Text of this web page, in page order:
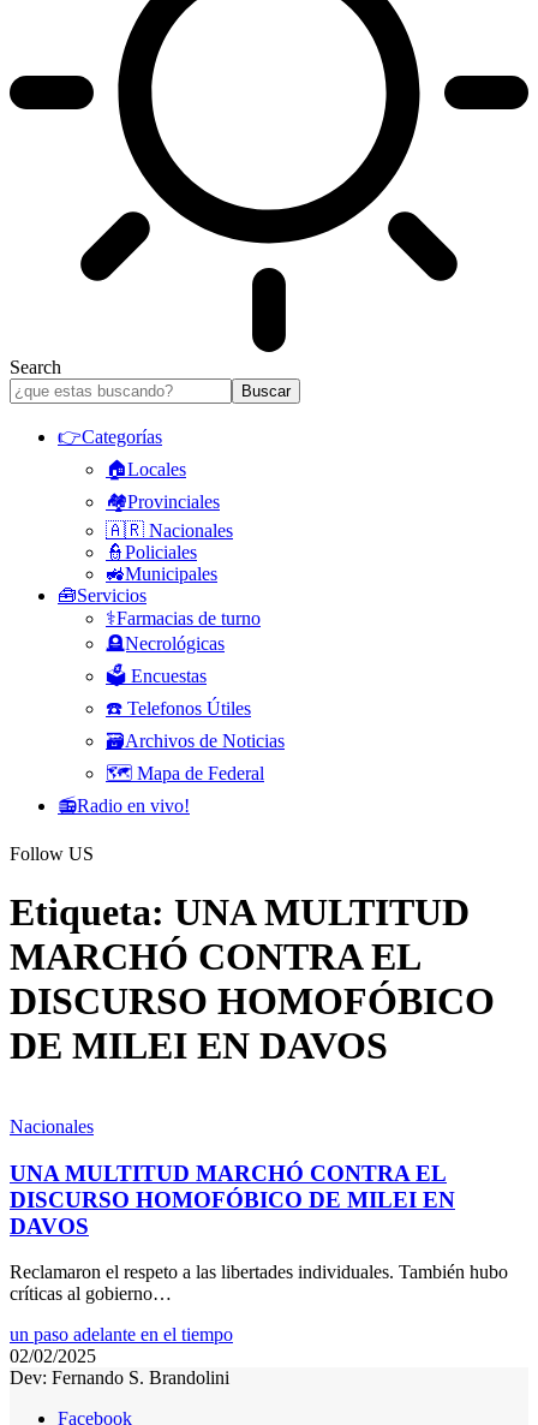
Search
👉Categorías
🏠Locales
🏘️Provinciales
🇦🇷 Nacionales
👮Policiales
🚜Municipales
🧰Servicios
⚕️Farmacias de turno
🪦Necrológicas
🗳️ Encuestas
☎️ Telefonos Útiles
🗃️Archivos de Noticias
🗺️ Mapa de Federal
📻Radio en vivo!
Follow US
Etiqueta: UNA MULTITUD
MARCHÓ CONTRA EL
DISCURSO HOMOFÓBICO
DE MILEI EN DAVOS
Nacionales
UNA MULTITUD MARCHÓ CONTRA EL
DISCURSO HOMOFÓBICO DE MILEI EN
DAVOS
Reclamaron el respeto a las libertades individuales. También hubo
críticas al gobierno…
un paso adelante en el tiempo
02/02/2025
Dev: Fernando S. Brandolini
Facebook